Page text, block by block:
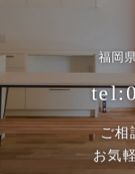
福岡
ご相
お気